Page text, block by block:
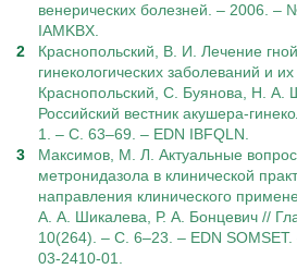
венерических болезней. – 2006. –
IAMKBX.
Краснопольский, В. И. Лечение
гинекологических заболеваний и
Краснопольский, С. Буянова, Н. А.
Российский вестник акушера-
1. – С. 63–69. – EDN IBFQLN.
Максимов, М. Л. Актуальные
метронидазола в клинической
направления клинического
А. А. Шикалева, Р. А. Бонцевич //
10(264). – С. 6–23. – EDN
03-2410-01.